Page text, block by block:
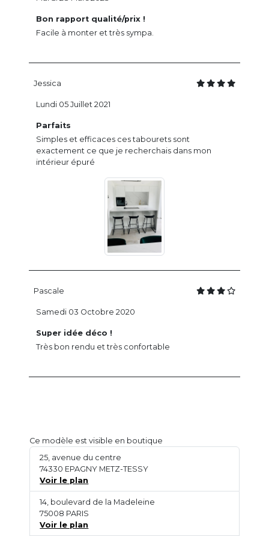
Bon rapport qualité/prix !
Facile à monter et très sympa.
Jessica
Parfaits
Simples et efficaces ces tabourets sont
exactement ce que je recherchais dans mon
intérieur épuré
Lundi 05 Juillet 2021
Pascale
Super idée déco !
Très bon rendu et très confortable
Samedi 03 Octobre 2020
Ce modèle est visible en boutique
25, avenue du centre
74330 EPAGNY METZ-TESSY
Voir le plan
14, boulevard de la Madeleine
75008 PARIS
Voir le plan